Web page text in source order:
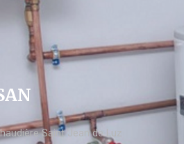
Saint Jean de Luz